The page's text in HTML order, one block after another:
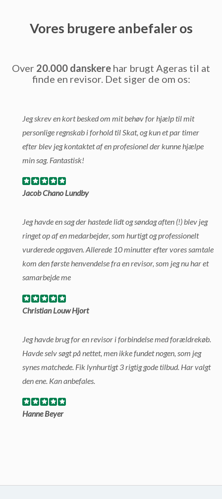
Vores brugere anbefaler os
Over 20.000 danskere har brugt Ageras til at
finde en revisor. Det siger de om os:
Jeg skrev en kort besked om mit behøv for hjælp til mit
personlige regnskab i forhold til Skat, og kun et par timer
efter blev jeg kontaktet af en profesionel der kunne hjælpe
min sag. Fantastisk!
Jacob Chano Lundby
Jeg havde en sag der hastede lidt og søndag aften (!) blev jeg
ringet op af en medarbejder, som hurtigt og professionelt
vurderede opgaven. Allerede 10 minutter efter vores samtale
kom den første henvendelse fra en revisor, som jeg nu har et
samarbejde me
Christian Louw Hjort
Jeg havde brug for en revisor i forbindelse med forældrekøb.
Havde selv søgt på nettet, men ikke fundet nogen, som jeg
synes matchede. Fik lynhurtigt 3 rigtig gode tilbud. Har valgt
den ene. Kan anbefales.
Hanne Beyer